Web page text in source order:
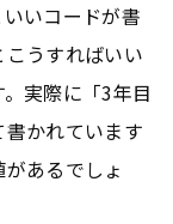
いコードが書
うすればいい
実際に「3年目
かれています
あるでしょ